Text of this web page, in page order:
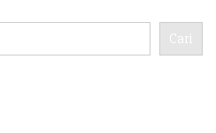
Cari